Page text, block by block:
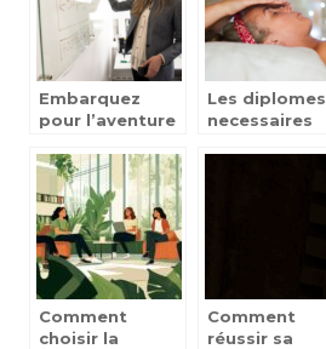
Embarquez
pour l’aventure
professeur des
ecoles
Les diplomes
necessaires
Comment
choisir la
Comment
réussir sa